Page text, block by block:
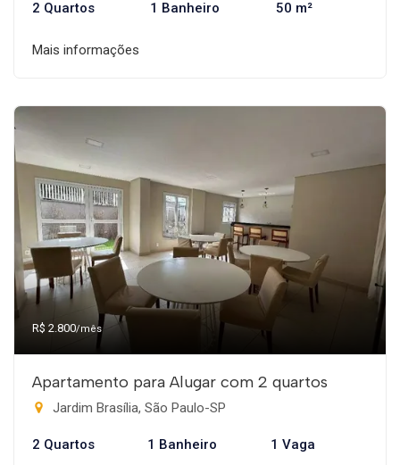
2 Quartos 1 Banheiro 50 m²
Mais informações
R$ 2.800/mês
Apartamento para Alugar com 2 quartos
Jardim Brasília, São Paulo-SP
2 Quartos 1 Banheiro 1 Vaga